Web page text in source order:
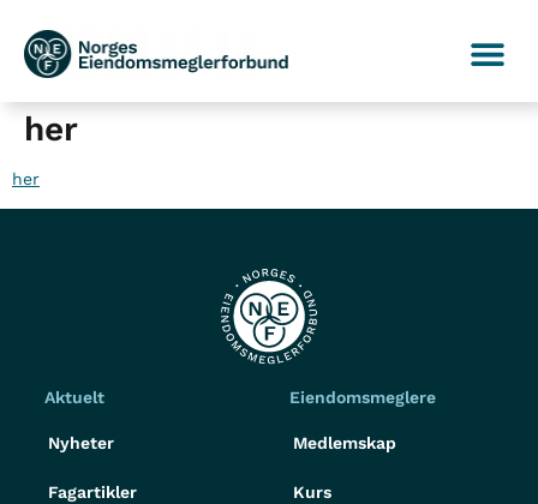
her
her
Aktuelt
Nyheter
Fagartikler
Eiendomsmeglere
Medlemskap
Kurs